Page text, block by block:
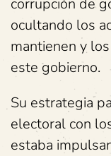
corrupción de
ocultando los
mantienen y
este gobierno.
Su estrategia
electoral con
estaba